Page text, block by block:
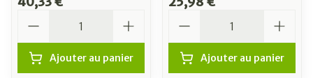
Ajouter au panier Ajouter au panier